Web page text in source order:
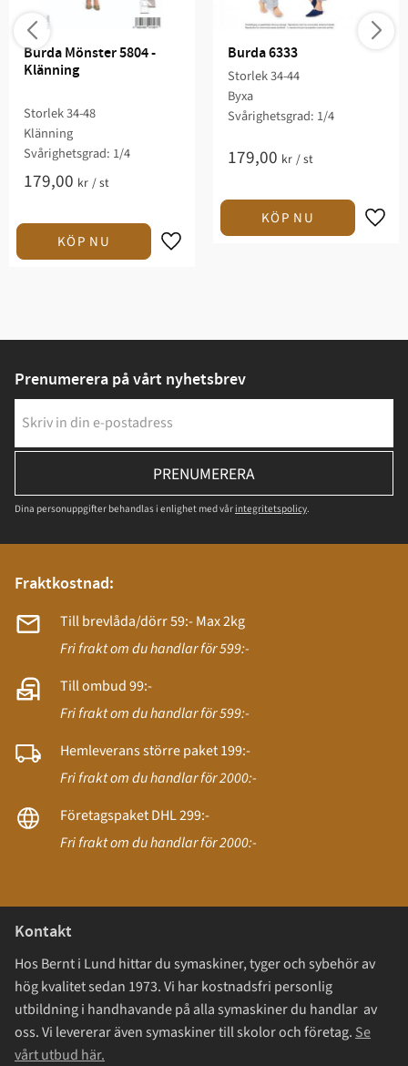
Burda Mönster 5804 -
Klänning
Storlek 34-48
Klänning
Svårighetsgrad: 1/4​
179,00 kr /st
Burda 6333
Storlek 34-44
Byxa
Svårighetsgrad: 1/4​
179,00 kr /st
Prenumerera på vårt nyhetsbrev
PRENUMERERA
Dina personuppgifter behandlas i enlighet med vår integritetspolicy.
Fraktkostnad:
Till brevlåda/dörr 59:- Max 2kg
Fri frakt om du handlar för 599:-
Till ombud 99:-
Fri frakt om du handlar för 599:-
Hemleverans större paket 199:-
Fri frakt om du handlar för 2000:-
Företagspaket DHL 299:-
Fri frakt om du handlar för 2000:-
Kontakt
Hos Bernt i Lund hittar du symaskiner, tyger och sybehör av
hög kvalitet sedan 1973. Vi har kostnadsfri personlig
utbildning i handhavande på alla symaskiner du handlar av
oss. Vi levererar även symaskiner till skolor och företag. Se
vårt utbud här.